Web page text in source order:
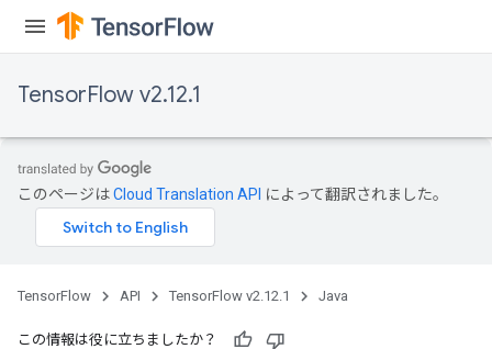
TensorFlow v2.12.1
このページはCloud Translation API によって翻訳されました。
TensorFlow API TensorFlow v2.12.1 Java
この情報は役に立ちましたか？